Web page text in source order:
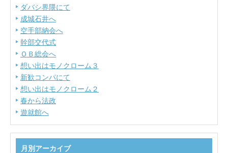
ダバシ界隈にて
成城石井へ
空手部納会へ
幹部交代式
ＯＢ総会へ
想い出はモノクローム３
新歓コンパにて
想い出はモノクローム２
春から法政
遊就館へ
月別アーカイブ